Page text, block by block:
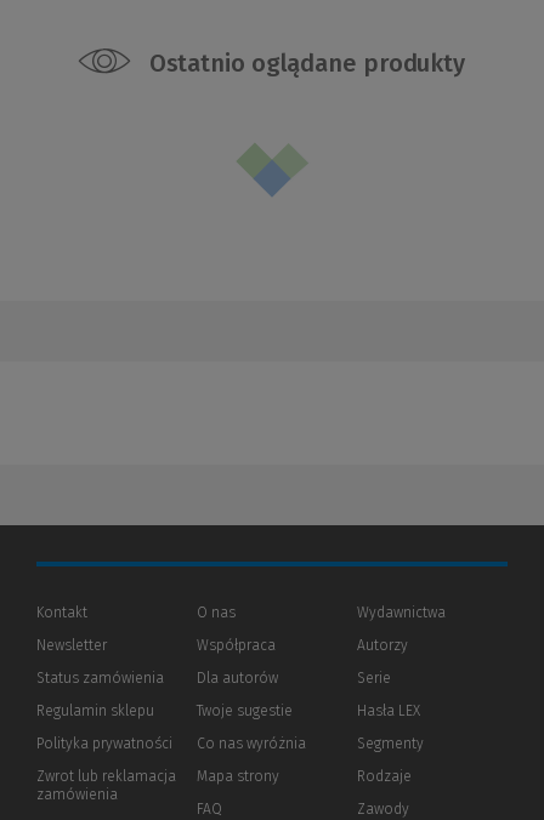
Ostatnio oglądane produkty
Kontakt
Newsletter
Status zamówienia
Regulamin sklepu
Polityka prywatności (Nowe
(Link
innej
Zwrot lub reklamacja
zamówienia
O nas
Współpraca
Dla autorów(Nowe
(Link
innej
strony)
Twoje sugestie
Co nas wyróżnia
Mapa strony
FAQ
Wydawnictwa
Autorzy
Serie
Hasła LEX
Segmenty
Rodzaje
Zawody